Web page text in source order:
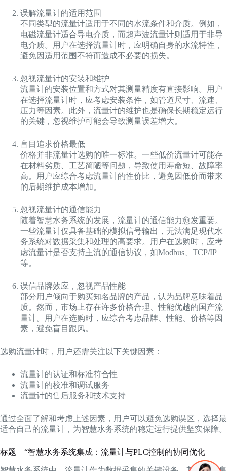
误解流量计的适用范围
不同类型的流量计适用于不同的水流条件和介质。例如，
电磁流量计适合导电介质，而超声波流量计则适用于非导
电介质。用户在选择流量计时，应明确自身的水流特性，
避免因适用范围不符而造成不必要的损失。
忽视流量计的安装和维护
流量计的安装位置和方式对其测量精度有直接影响。用户
在选择流量计时，应考虑安装条件，如管道尺寸、流速、
压力等因素。此外，流量计的维护也是确保长期稳定运行
的关键，忽视维护可能会导致测量误差增大。
盲目追求价格最低
价格并非流量计选购的唯一标准。一些低价流量计可能存
在材料劣质、工艺简陋等问题，导致使用寿命短、故障率
高。用户应综合考虑流量计的性价比，避免因低价而带来
的后期维护成本增加。
忽视流量计的通信能力
随着智慧水务系统的发展，流量计的通信能力愈发重要。
一些流量计仅具备基础的模拟信号输出，无法满足现代水
务系统对数据采集和处理的高要求。用户在选购时，应考
虑流量计是否支持主流的通信协议，如Modbus、TCP/IP
等。
误信品牌效应，忽视产品性能
部分用户倾向于购买知名品牌的产品，认为品牌意味着品
质。然而，市场上存在许多价格合理、性能优越的国产流
量计。用户在选购时，应综合考虑品牌、性能、价格等因
素，避免盲目跟风。
选购流量计时，用户还需关注以下关键因素：
流量计的认证和标准符合性
流量计的校准和调试服务
流量计的售后服务和技术支持
通过全面了解和考虑上述因素，用户可以避免选购误区，选择最
适合自己的流量计，为智慧水务系统的稳定运行提供坚实保障。
标题 – “智慧水务系统集成：流量计与PLC控制的协同优化